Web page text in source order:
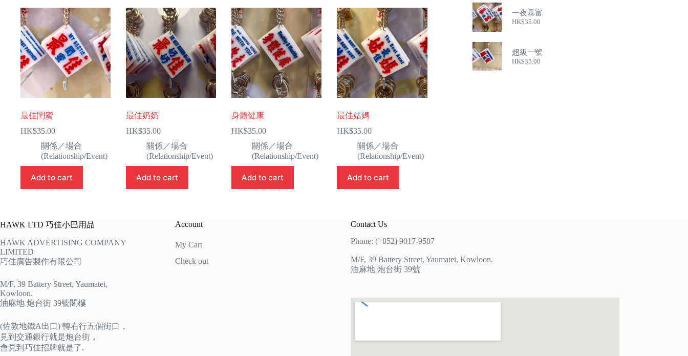
最佳閨蜜
HK$35.00
關係／場合
(Relationship/Event)
Add to cart
最佳奶奶
HK$35.00
關係／場合
(Relationship/Event)
Add to cart
身體健康
HK$35.00
關係／場合
(Relationship/Event)
Add to cart
最佳姑媽
HK$35.00
關係／場合
(Relationship/Event)
Add to cart
一夜暴富
HK$35.00
超級一號
HK$35.00
HAWK LTD 巧佳小巴用品
HAWK ADVERTISING COMPANY
LIMITED
巧佳廣告製作有限公司
M/F, 39 Battery Street, Yaumatei,
Kowloon.
油麻地 炮台街 39號閣樓
(佐敦地鐵A出口) 轉右行五個街口，
見到交通銀行就是炮台街，
會見到巧佳招牌就是了.
Account
My Cart
Check out
Contact Us
Phone: (+852) 9017-9587
M/F, 39 Battery Street, Yaumatei, Kowloon.
油麻地 炮台街 39號